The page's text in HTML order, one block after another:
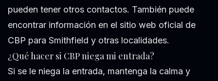
pueden tener otros contactos. También puede
encontrar información en el sitio web oficial de
CBP para Smithfield y otras localidades.
¿Qué hacer si CBP niega mi entrada?
Si se le niega la entrada, mantenga la calma y